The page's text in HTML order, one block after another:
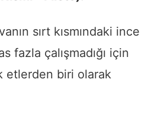
sırt kısmındaki ince
fazla çalışmadığı için
etlerden biri olarak